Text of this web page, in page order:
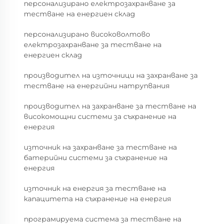
персонализирано електрозахранване за
тестване на енергиен склад
персонализирано високоволтово
електрозахранване за тестване на
енергиен склад
производител на източници на захранване за
тестване на енергийни натрупвания
производител на захранване за тестване на
високомощни системи за съхранение на
енергия
източник на захранване за тестване на
батерийни системи за съхранение на
енергия
източник на енергия за тестване на
капацитета на съхранение на енергия
програмируема система за тестване на